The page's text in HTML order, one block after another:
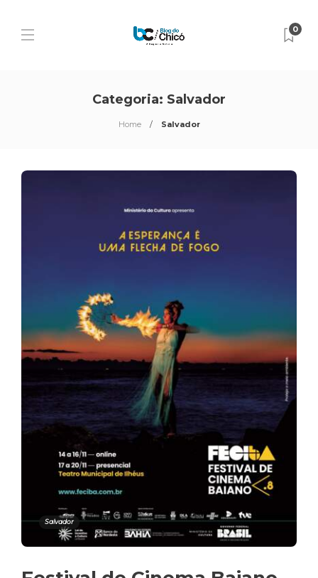
0
Categoria: Salvador
Home Salvador
Salvador